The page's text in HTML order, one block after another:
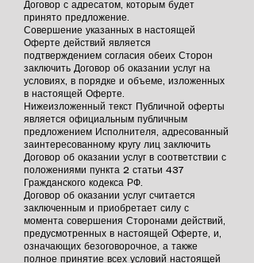
Договор с адресатом, которым будет
принято предложение.
Совершение указанных в настоящей
Оферте действий является
подтверждением согласия обеих Сторон
заключить Договор об оказании услуг на
условиях, в порядке и объеме, изложенных
в настоящей Оферте.
Нижеизложенный текст Публичной оферты
является официальным публичным
предложением Исполнителя, адресованный
заинтересованному кругу лиц заключить
Договор об оказании услуг в соответствии с
положениями пункта 2 статьи 437
Гражданского кодекса РФ.
Договор об оказании услуг считается
заключенным и приобретает силу с
момента совершения Сторонами действий,
предусмотренных в настоящей Оферте, и,
означающих безоговорочное, а также
полное принятие всех условий настоящей